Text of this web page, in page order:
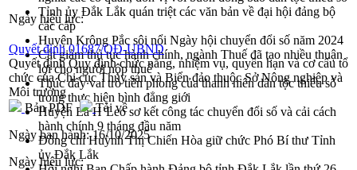
Tỉnh ủy Đắk Lắk quán triệt các văn bản về đại hội đảng bộ
các cấp
Huyện Krông Pắc sôi nổi Ngày hội chuyển đổi số năm 2024
Cắt giảm thủ tục hành chính, ngành Thuế đã tạo nhiều thuận
lợi cho người nộp thuế
Thúc đẩy vai trò tiên phong của thanh niên dân tộc thiểu số
trong thực hiện bình đẳng giới
Huyện Ea H’Leo sơ kết công tác chuyển đổi số và cải cách
hành chính 9 tháng đầu năm
Đồng chí Huỳnh Thị Chiến Hòa giữ chức Phó Bí thư Tỉnh
ủy Đắk Lắk
Ngày hiệu lực:
Quyết định 01687/QĐ-UBND
Quyết định Quy định chức năng, nhiệm vụ, quyền hạn và cơ cấu tổ
chức của Chi cục Thủy sản và Biển đảo thuộc Sở Nông nghiệp và
Môi trường
Bản PDF
Tải về
Ngày ban hành:16/10/2025
Ngày hiệu lực: